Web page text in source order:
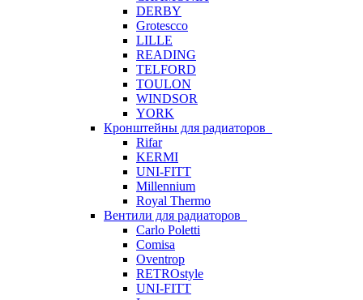
DERBY
Grotescco
LILLE
READING
TELFORD
TOULON
WINDSOR
YORK
Кронштейны для радиаторов
Rifar
KERMI
UNI-FITT
Millennium
Royal Thermo
Вентили для радиаторов
Carlo Poletti
Comisa
Oventrop
RETROstyle
UNI-FITT